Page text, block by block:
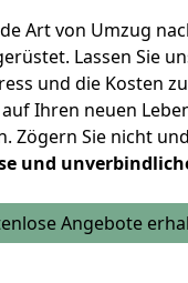
Art von Umzug
Lassen Sie
und die Kosten
Ihren neuen
Zögern Sie nicht
und
Angebote